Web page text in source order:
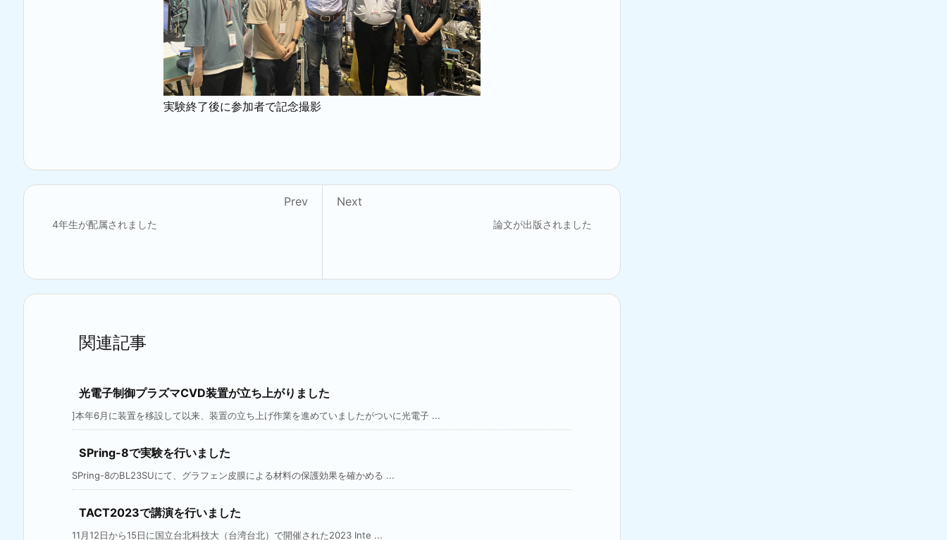
実験終了後に参加者で記念撮影
論文が出版されました
Next
4年生が配属されました
Prev
関連記事
光電子制御プラズマCVD装置が立ち上がりました
]本年6月に装置を移設して以来、装置の立ち上げ作業を進めていましたがついに光電子 ...
SPring-8で実験を行いました
SPring-8のBL23SUにて、グラフェン皮膜による材料の保護効果を確かめる ...
TACT2023で講演を行いました
11月12日から15日に国立台北科技大（台湾台北）で開催された2023 Inte ...